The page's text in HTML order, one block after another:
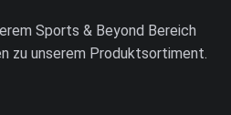
Sports & Beyond Bereich
zu unserem Produktsortiment.